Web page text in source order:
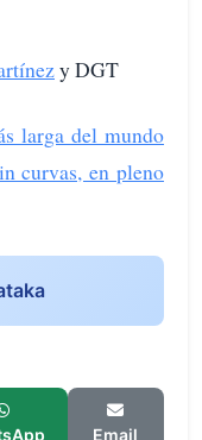
y DGT
larga del mundo
curvas, en pleno
Email